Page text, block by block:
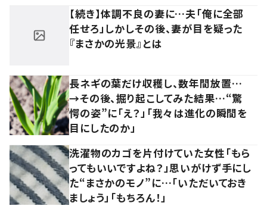
【続き】体調不良の妻に…夫「俺に全部
任せろ」しかしその後、妻が目を疑った
『まさかの光景』とは
長ネギの葉だけ収穫し、数年間放置…
→その後、掘り起こしてみた結果…“驚
愕の姿”に「え？」「我々は進化の瞬間を
目にしたのか」
洗濯物のカゴを片付けていた女性「もら
ってもいいですよね？」思いがけず手にし
た“まさかのモノ”に…「いただいておき
ましょう」「もちろん！」